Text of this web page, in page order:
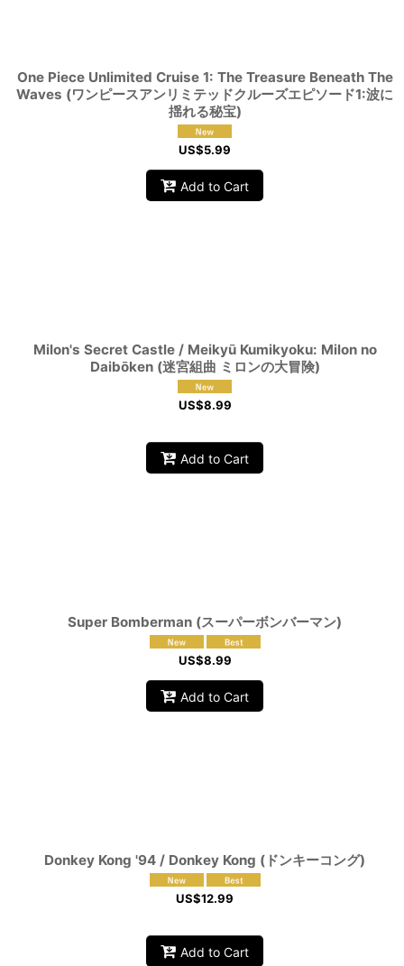
One Piece Unlimited Cruise 1: The Treasure Beneath The
Waves (ワンピースアンリミテッドクルーズエピソード1:波に
揺れる秘宝)
US$5.99
Add to Cart
Milon's Secret Castle / Meikyū Kumikyoku: Milon no
Daibōken (迷宮組曲 ミロンの大冒険)
US$8.99
Add to Cart
Super Bomberman (スーパーボンバーマン)
US$8.99
Add to Cart
Donkey Kong '94 / Donkey Kong (ドンキーコング)
US$12.99
Add to Cart